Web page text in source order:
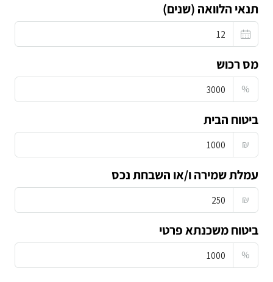
תנאי הלוואה (שנים)
מס רכוש
%
ביטוח הבית
₪
עמלת שמירה ו/או השבחת נכס
₪
ביטוח משכנתא פרטי
%